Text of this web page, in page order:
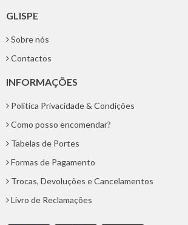
GLISPE
Sobre nós
Contactos
INFORMAÇÕES
Politica Privacidade & Condições
Como posso encomendar?
Tabelas de Portes
Formas de Pagamento
Trocas, Devoluções e Cancelamentos
Livro de Reclamações